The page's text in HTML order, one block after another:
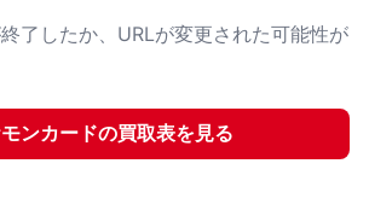
了したか、URLが変更された可能性が
ンカードの買取表を見る